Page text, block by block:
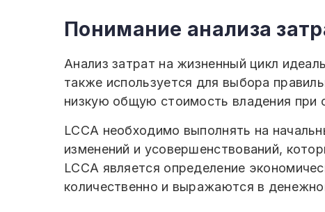
Понимание анализа
Анализ затрат на жизненный цикл
также используется для выбора
низкую общую стоимость владения при
LCCA необходимо выполнять на
изменений и усовершенствований,
LCCA является определение
количественно и выражаются в